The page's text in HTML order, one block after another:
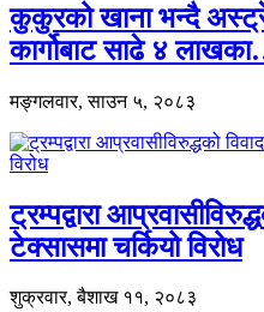
कुकुरको खाना भन्दै
कार्गोबाट साढे ४
मङ्गलवार, साउन ५, २०८३
ट्रम्पद्वारा
टेक्सासमा चर्कियो विरोध
शुक्रवार, बैशाख ११, २०८३